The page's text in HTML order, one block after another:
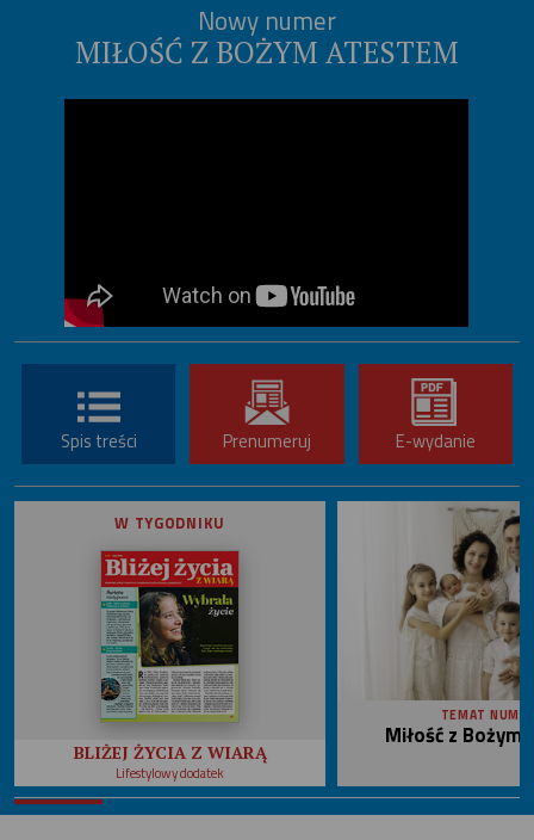
Nowy numer
MIŁOŚĆ Z BOŻYM ATESTEM
Spis treści Prenumeruj E-wydanie
W TYGODNIKU
BLIŻEJ ŻYCIA Z WIARĄ
Lifestylowy dodatek
TEMAT
Miłość z